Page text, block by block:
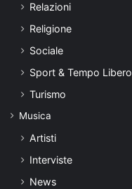
Relazioni
Religione
Sociale
Sport & Tempo Libero
Turismo
Musica
Artisti
Interviste
News